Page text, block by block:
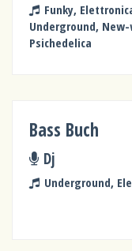
Funky,
Underground,
Psichedelica
Bass Buch
Dj
Underground,